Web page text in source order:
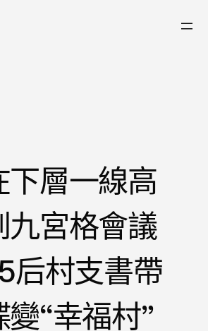
下層一線高
九宮格會議
后村支書帶
“幸福村”